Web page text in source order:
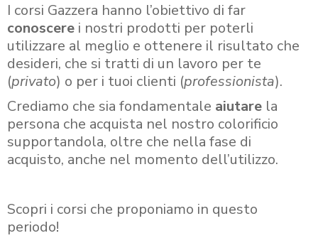
I corsi Gazzera hanno l’obiettivo di far
conoscere i nostri prodotti per poterli
utilizzare al meglio e ottenere il risultato che
desideri, che si tratti di un lavoro per te
(privato) o per i tuoi clienti (professionista).
Crediamo che sia fondamentale aiutare la
persona che acquista nel nostro colorificio
supportandola, oltre che nella fase di
acquisto, anche nel momento dell’utilizzo.
Scopri i corsi che proponiamo in questo
periodo!